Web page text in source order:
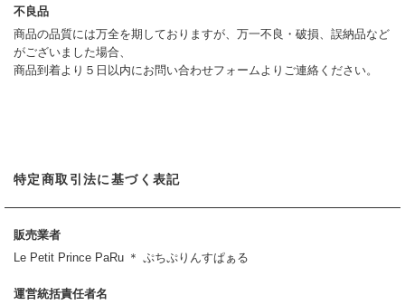
不良品
商品の品質には万全を期しておりますが、万一不良・破損、誤納品など
がございました場合、
商品到着より５日以内にお問い合わせフォームよりご連絡ください。
特定商取引法に基づく表記
販売業者
Le Petit Prince PaRu ＊ ぷちぷりんすぱぁる
運営統括責任者名